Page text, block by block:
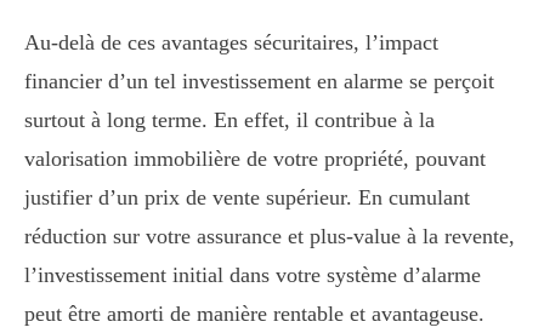
Au-delà de ces avantages sécuritaires, l’impact
financier d’un tel investissement en alarme se perçoit
surtout à long terme. En effet, il contribue à la
valorisation immobilière de votre propriété, pouvant
justifier d’un prix de vente supérieur. En cumulant
réduction sur votre assurance et plus-value à la revente,
l’investissement initial dans votre système d’alarme
peut être amorti de manière rentable et avantageuse.